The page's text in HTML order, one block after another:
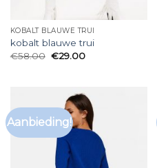
KOBALT BLAUWE TRUI
kobalt blauwe trui
€58.00 €29.00
Aanbieding!